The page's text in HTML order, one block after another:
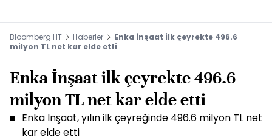
Bloomberg HT Haberler
Enka İnşaat ilk çeyrekte 496.6
milyon TL net kar elde etti
Enka İnşaat ilk çeyrekte 496.6
milyon TL net kar elde etti
Enka İnşaat, yılın ilk çeyreğinde 496.6 milyon TL net
kar elde etti